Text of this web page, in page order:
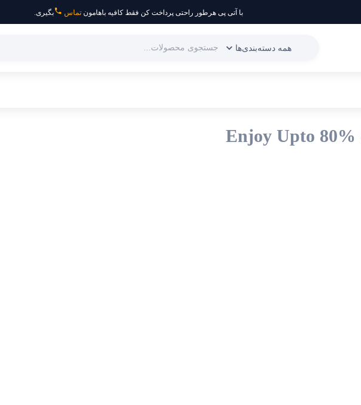
با آتی پی هرطور راحتی پرداخت کن فقط کافیه باهامون تماس بگیری.
همه دسته‌بندی‌ها
Enjoy Upto 80%